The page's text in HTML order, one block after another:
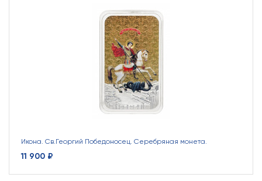
Икона. Св.Георгий Победоносец. Серебряная монета.
11 900 ₽